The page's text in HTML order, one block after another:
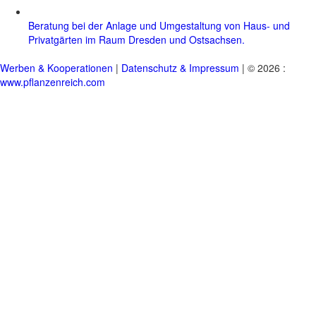
Beratung bei der Anlage und Umgestaltung von Haus- und
Privatgärten im Raum Dresden und Ostsachsen.
Werben & Kooperationen | Datenschutz & Impressum | © 2026 :
www.pflanzenreich.com